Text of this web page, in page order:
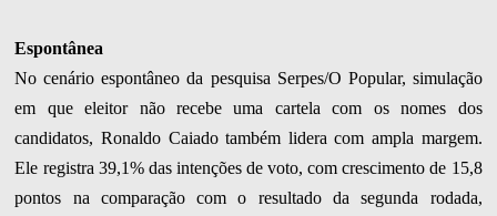
Espontânea
No cenário espontâneo da pesquisa Serpes/O Popular, simulação
em que eleitor não recebe uma cartela com os nomes dos
candidatos, Ronaldo Caiado também lidera com ampla margem.
Ele registra 39,1% das intenções de voto, com crescimento de 15,8
pontos na comparação com o resultado da segunda rodada,